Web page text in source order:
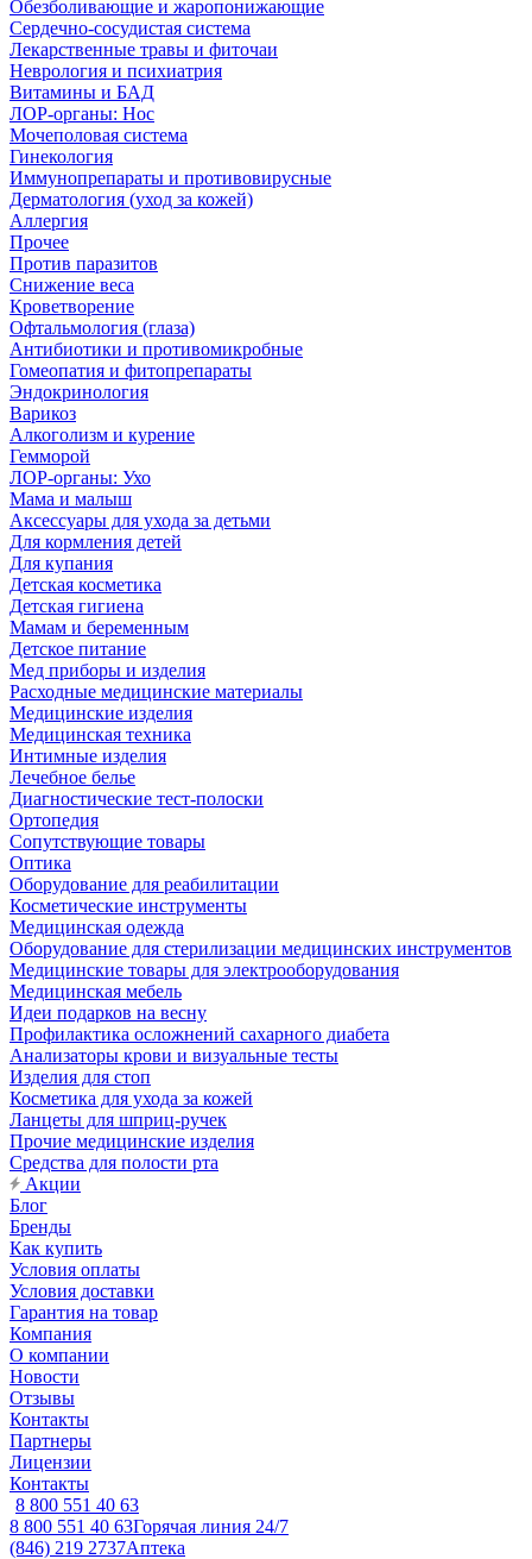
Обезболивающие и жаропонижающие
Сердечно-сосудистая система
Лекарственные травы и фиточаи
Неврология и психиатрия
Витамины и БАД
ЛОР-органы: Нос
Мочеполовая система
Гинекология
Иммунопрепараты и противовирусные
Дерматология (уход за кожей)
Аллергия
Прочее
Против паразитов
Снижение веса
Кроветворение
Офтальмология (глаза)
Антибиотики и противомикробные
Гомеопатия и фитопрепараты
Эндокринология
Варикоз
Алкоголизм и курение
Гемморой
ЛОР-органы: Ухо
Мама и малыш
Аксессуары для ухода за детьми
Для кормления детей
Для купания
Детская косметика
Детская гигиена
Мамам и беременным
Детское питание
Мед приборы и изделия
Расходные медицинские материалы
Медицинские изделия
Медицинская техника
Интимные изделия
Лечебное белье
Диагностические тест-полоски
Ортопедия
Сопутствующие товары
Оптика
Оборудование для реабилитации
Косметические инструменты
Медицинская одежда
Оборудование для стерилизации медицинских инструментов
Медицинские товары для электрооборудования
Медицинская мебель
Идеи подарков на весну
Профилактика осложнений сахарного диабета
Анализаторы крови и визуальные тесты
Изделия для стоп
Косметика для ухода за кожей
Ланцеты для шприц-ручек
Прочие медицинские изделия
Средства для полости рта
Акции
Блог
Бренды
Как купить
Условия оплаты
Условия доставки
Гарантия на товар
Компания
О компании
Новости
Отзывы
Контакты
Партнеры
Лицензии
Контакты
8 800 551 40 63
8 800 551 40 63Горячая линия 24/7
(846) 219 2737Аптека